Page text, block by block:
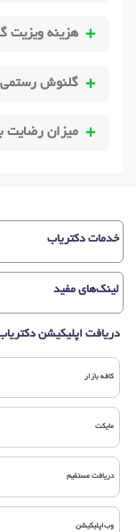
هزینه ویزیت
گلنوش رستمی
میزان رضایت
خدمات دکتریاب
لینک‌های مفید
دریافت اپلیکیشن
کافه بازار
مایکت
دریافت مستقیم
وب‌اپلیکیشن